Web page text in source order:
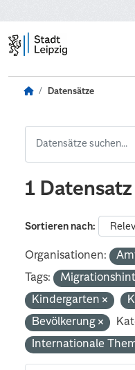
Datensätze
1
Sortieren nach
Organisationen:
Tags:
Kindergarten
Bevölkerung
Internationale